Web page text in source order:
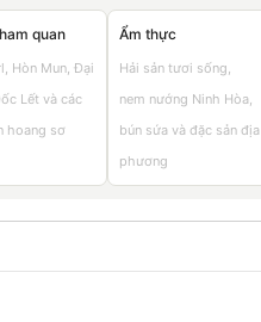
quan
Hòn Mun, Đại
Lết và các
hoang sơ
Ẩm thực
Hải sản tươi sống,
nem nướng Ninh Hòa,
bún sứa và đặc sản địa
phương